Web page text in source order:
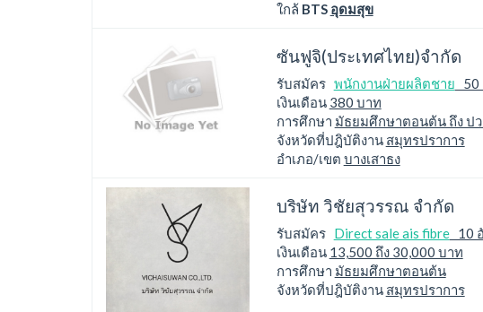
ใกล้ BTS อุดมสุข
ซันฟูจิ(ประเทศไทย)จำกัด
รับสมัคร พนักงานฝ่ายผลิตชาย 50
เงินเดือน 380 บาท
การศึกษา มัธยมศึกษาตอนต้น ถึง ป
จังหวัดที่ปฎิบัติงาน สมุทรปราการ
อำเภอ/เขต บางเสาธง
บริษัท วิชัยสุวรรณ จำกัด
รับสมัคร Direct sale ais fibre10 อั
เงินเดือน 13,500 ถึง 30,000 บาท
การศึกษา มัธยมศึกษาตอนต้น
จังหวัดที่ปฎิบัติงาน สมุทรปราการ